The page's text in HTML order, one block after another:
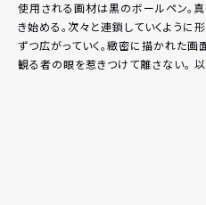
使用される画材は黒のボールペン。
き始める。次々と連鎖していくように
ずつ広がっていく。緻密に描かれた画
観る者の眼を惹きつけて離さない。